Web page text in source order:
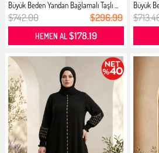
Büyük Beden Yandan Bağlamalı Taşlı ...
$742.00 $296.99
HEMEN AL$178.19
Büyük